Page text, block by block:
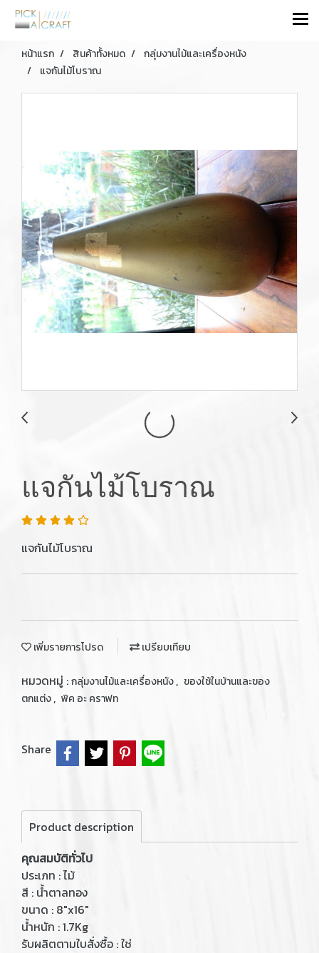
หน้าแรก สินค้าทั้งหมด
กลุ่มงานไม้และเครื่องหนัง
แจกันไม้โบราณ
แจกันไม้โบราณ
แจกันไม้โบราณ
เพิ่มรายการโปรด เปรียบเทียบ
หมวดหมู่ :กลุ่มงานไม้และเครื่องหนัง, ของใช้ในบ้านและของ
ตกแต่ง, พิค อะ คราฟท
Share
Product description
คุณสมบัติทั่วไป
ประเภท : ไม้
สี : น้ำตาลทอง
ขนาด : 8"x16"
น้ำหนัก : 1.7Kg
รับผลิตตามใบสั่งซื้อ : ใช่